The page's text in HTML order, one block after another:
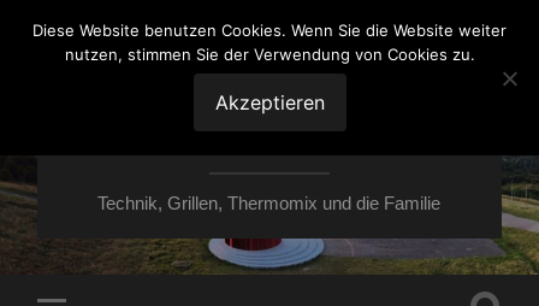
VON ESSEN ÜBER
HESSEN NACH
MOERS
Technik, Grillen, Thermomix und die Familie
Diese Website benutzen Cookies. Wenn Sie die Website weiter
nutzen, stimmen Sie der Verwendung von Cookies zu.
Akzeptieren